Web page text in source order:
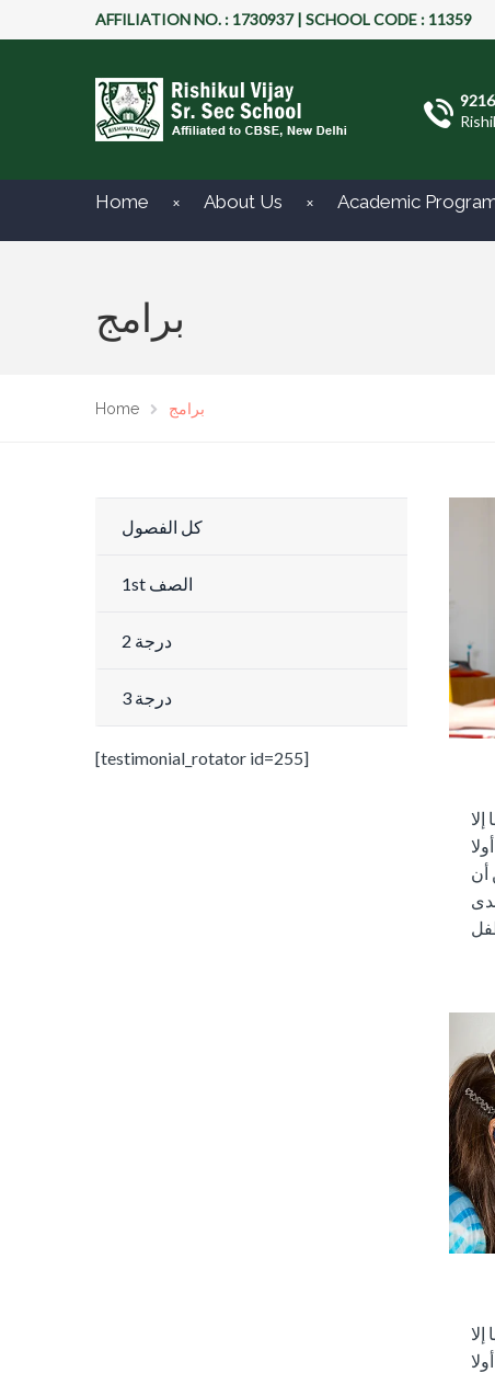
AFFILIATION NO. : 1730937 | SCHOOL CODE : 11359
Home About Us Academic
برامج
Home برامج
كل الفصول
1st الصف
2 درجة
3 درجة
[testimonial_rotator id=255]
أن